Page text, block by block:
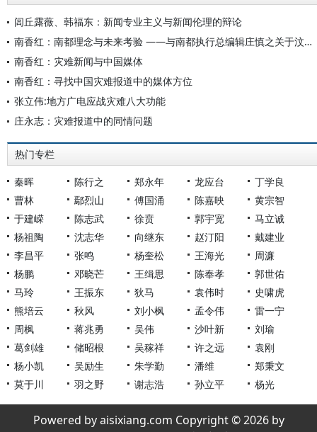
闾丘露薇、韩福东：新闻专业主义与新闻伦理的辩论
南香红：南都理念与未来考验 ——与南都执行总编辑庄慎之关于汶川地震报道的对话
南香红：灾难新闻与中国媒体
南香红：寻找中国灾难报道中的媒体方位
张立伟:地方广电应战灾难八大功能
庄永志：灾难报道中的同情问题
热门专栏
秦晖 陈行之 郑永年 龙应台
丁学良
曹林
鄢烈山 傅国涌 陈嘉映
黄宗智
于建嵘
陈志武 徐贲 郭宇宽
马立诚
杨祖陶
沈志华 向继东 赵汀阳
戴建业
李昌平
张鸣 杨奎松 王海光
周濂
杨鹏
邓晓芒 王缉思 陈奉孝
郭世佑
马玲
王振东 狄马 袁伟时
史啸虎
熊培云
秋风 刘小枫 孟令伟
雷一宁
周枫
蒋兆勇 吴伟 沙叶新
刘瑜
葛剑雄
储昭根 吴稼祥 许之远
袁刚
杨小凯
吴励生 朱学勤 潘维
郑秉文
莫于川
羽之野 谢志浩 孙立平 杨光
Powered by aisixiang.com Copyright © 2026 by